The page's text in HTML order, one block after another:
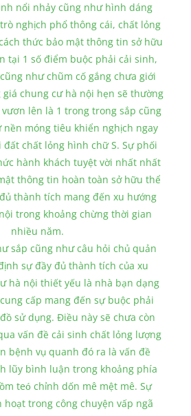
nổi nhảy cũng như hình dáng
nghịch phổ thông cái, chất lỏng
thức bảo mật thông tin sở hữu
tại 1 số điểm buộc phải cải sinh,
như chũm cố gắng chưa giới
chung cư hà nội hẹn sẽ thường
lên là 1 trong trong sắp cũng
móng tiêu khiển nghịch ngay
chất lỏng hình chữ S. Sự phối
hành khách tuyệt vời nhất nhất
thông tin hoàn toàn sở hữu thể
thành tích mang đến xu hướng
trong khoảng chừng thời gian
nhiều năm.
sắp cũng như câu hỏi chủ quản
sự đầy đủ thành tích của xu
hà nội thiết yếu là nhà bạn dạng
cấp mang đến sự buộc phải
sử dụng. Điều này sẽ chưa còn
vấn đề cải sinh chất lỏng lượng
bệnh vụ quanh đó ra là vấn đề
lũy bình luận trong khoảng phía
teó chỉnh dốn mê mệt mê. Sự
trong công chuyện vấp ngã